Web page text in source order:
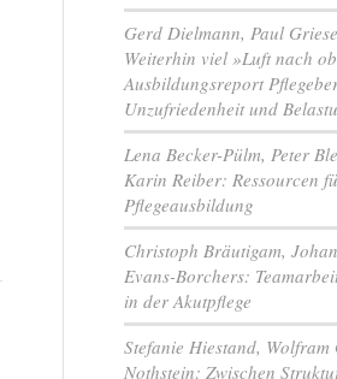
Gerd Dielmann, Paul
Weiterhin viel »Luft nach
Ausbildungsreport
Unzufriedenheit und
Lena Becker-Pülm, Peter
Karin Reiber: Ressourcen
Pflegeausbildung
Christoph Bräutigam,
Evans-Borchers:
in der Akutpflege
Stefanie Hiestand, Wolfram
Nothstein: Zwischen